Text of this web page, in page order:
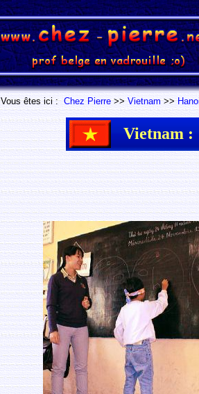
Vous êtes ici :Chez Pierre>>Vietnam>>
Vietnam :